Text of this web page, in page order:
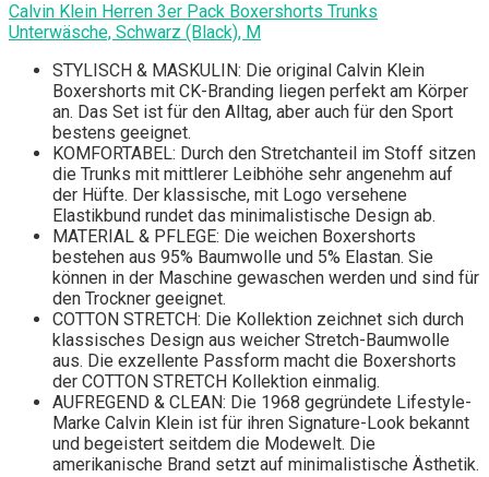
Calvin Klein Herren 3er Pack Boxershorts Trunks
Unterwäsche, Schwarz (Black), M
STYLISCH & MASKULIN: Die original Calvin Klein
Boxershorts mit CK-Branding liegen perfekt am Körper
an. Das Set ist für den Alltag, aber auch für den Sport
bestens geeignet.
KOMFORTABEL: Durch den Stretchanteil im Stoff sitzen
die Trunks mit mittlerer Leibhöhe sehr angenehm auf
der Hüfte. Der klassische, mit Logo versehene
Elastikbund rundet das minimalistische Design ab.
MATERIAL & PFLEGE: Die weichen Boxershorts
bestehen aus 95% Baumwolle und 5% Elastan. Sie
können in der Maschine gewaschen werden und sind für
den Trockner geeignet.
COTTON STRETCH: Die Kollektion zeichnet sich durch
klassisches Design aus weicher Stretch-Baumwolle
aus. Die exzellente Passform macht die Boxershorts
der COTTON STRETCH Kollektion einmalig.
AUFREGEND & CLEAN: Die 1968 gegründete Lifestyle-
Marke Calvin Klein ist für ihren Signature-Look bekannt
und begeistert seitdem die Modewelt. Die
amerikanische Brand setzt auf minimalistische Ästhetik.